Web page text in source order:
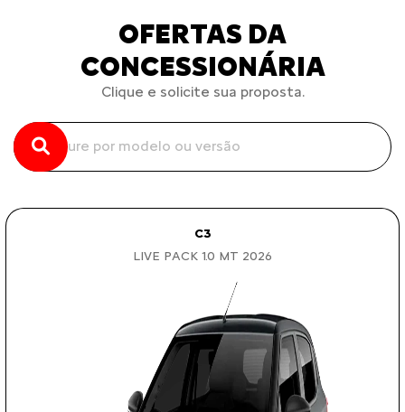
OFERTAS DA
CONCESSIONÁRIA
Clique e solicite sua proposta.
C3
LIVE PACK 1.0 MT 2026